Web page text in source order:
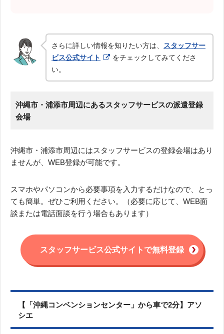
さらに詳しい情報を知りたい方は、 スタッフサー
ビス公式サイト
をチェックしてみてくださ
い。
沖縄市・浦添市周辺にあるスタッフサービスの派遣登録
会場
沖縄市・浦添市周辺にはスタッフサービスの登録会場はあり
ませんが、WEB登録が可能です。
スマホやパソコンから必要事項を入力するだけなので、とっ
ても簡単。ぜひご利用ください。（必要に応じて、WEB面
談または電話面談を行う場合もあります）
スタッフサービス公式サイトで無料登録
【「沖縄コンベンションセンター」から車で2分】アソ
シエ